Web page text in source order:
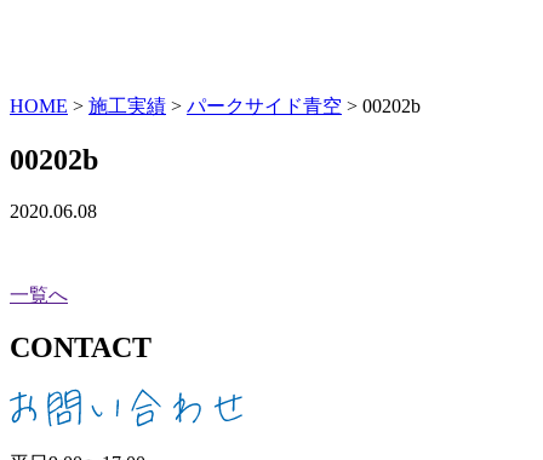
HOME > 施工実績 > パークサイド青空 > 00202b
00202b
2020.06.08
一覧へ
CONTACT